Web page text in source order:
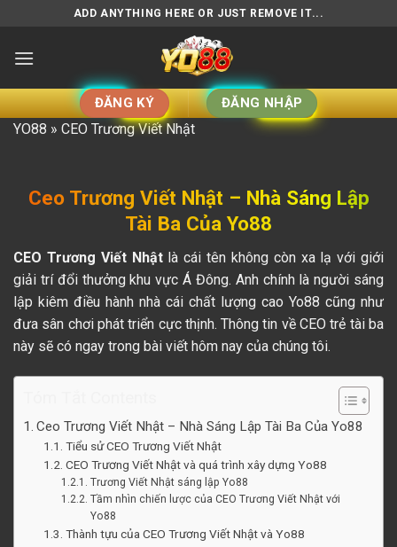
nội
ADD ANYTHING HERE OR JUST REMOVE IT...
ĐĂNG KÝ ĐĂNG NHẬP
YO88 » CEO Trương Viết Nhật
Ceo Trương Viết Nhật – Nhà Sáng Lập
Tài Ba Của Yo88
CEO Trương Viết Nhật là cái tên không còn xa lạ với giới
giải trí đổi thưởng khu vực Á Đông. Anh chính là người sáng
lập kiêm điều hành nhà cái chất lượng cao Yo88 cũng như
đưa sân chơi phát triển cực thịnh. Thông tin về CEO trẻ tài ba
này sẽ có ngay trong bài viết hôm nay của chúng tôi.
Ceo Trương Viết Nhật – Nhà Sáng Lập Tài Ba Của Yo88
Tiểu sử CEO Trương Viết Nhật
CEO Trương Viết Nhật và quá trình xây dựng Yo88
Trương Viết Nhật sáng lập Yo88
Tầm nhìn chiến lược của CEO Trương Viết Nhật với
Yo88
Thành tựu của CEO Trương Viết Nhật và Yo88